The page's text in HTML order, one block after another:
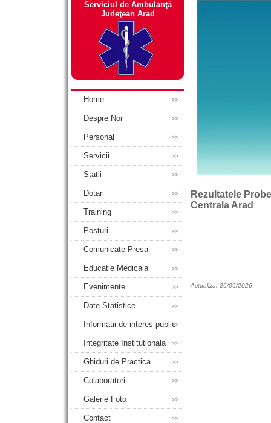
Serviciul de Ambulanţă
Judeţean Arad
Home
Despre Noi
Personal
Servicii
Statii
Dotari
Training
Posturi
Comunicate Presa
Educatie Medicala
Evenimente
Date Statistice
Informatii de interes public
Integritate Institutionala
Ghiduri de Practica
Colaboratori
Galerie Foto
Contact
Rezultatele
Centrala Arad
Actualizat 26/06/2026